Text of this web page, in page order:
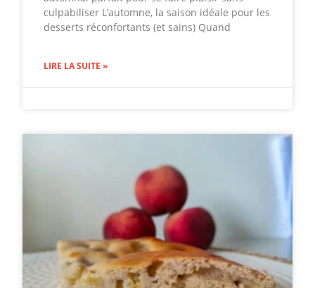
culpabiliser L’automne, la saison idéale pour les
desserts réconfortants (et sains) Quand
LIRE LA SUITE »